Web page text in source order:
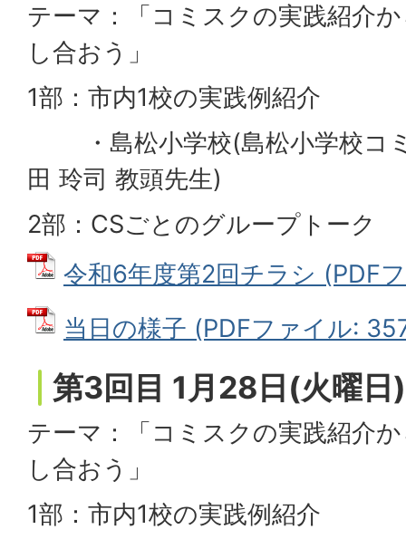
テーマ：「コミスクの実践紹介
し合おう」
1部：市内1校の実践例紹介
・島松小学校(島松小学校コ
田 玲司 教頭先生)
2部：CSごとのグループトーク
令和6年度第2回チラシ (PDF
当日の様子 (PDFファイル:
第3回目 1月28日(火曜日)
テーマ：「コミスクの実践紹介
し合おう」
1部：市内1校の実践例紹介